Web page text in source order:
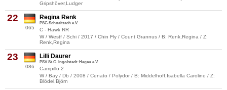
Gripshöver,Ludger
22
065
Regina Renk
PSG Schnaittach e.V.
C - Hawk RR
W / Westf / Schi / 2017 / Chin Fly / Count Grannus / B: Renk,Regina / Z:
Renk,Regina
23
086
Lilli Daurer
PSV St.G. Ingolstadt-Hagau e.V.
Campillo 2
W / Bay / Db / 2008 / Cenato / Polydor / B: Middelhoff,Isabella Caroline / Z:
Blödel,Björn